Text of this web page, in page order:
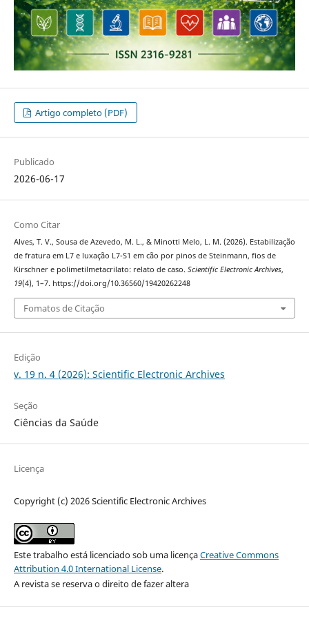
Artigo completo (PDF)
Publicado
2026-06-17
Como Citar
Alves, T. V., Sousa de Azevedo, M. L., & Minotti Melo, L. M. (2026). Estabilização
de fratura em L7 e luxação L7-S1 em cão por pinos de Steinmann, fios de
Kirschner e polimetilmetacrilato: relato de caso. Scientific Electronic Archives,
19(4), 1–7. https://doi.org/10.36560/19420262248
Fomatos de Citação
Edição
v. 19 n. 4 (2026): Scientific Electronic Archives
Seção
Ciências da Saúde
Licença
Copyright (c) 2026 Scientific Electronic Archives
Este trabalho está licenciado sob uma licençaCreative Commons
Attribution 4.0 International License.
A revista se reserva o direito de fazer altera